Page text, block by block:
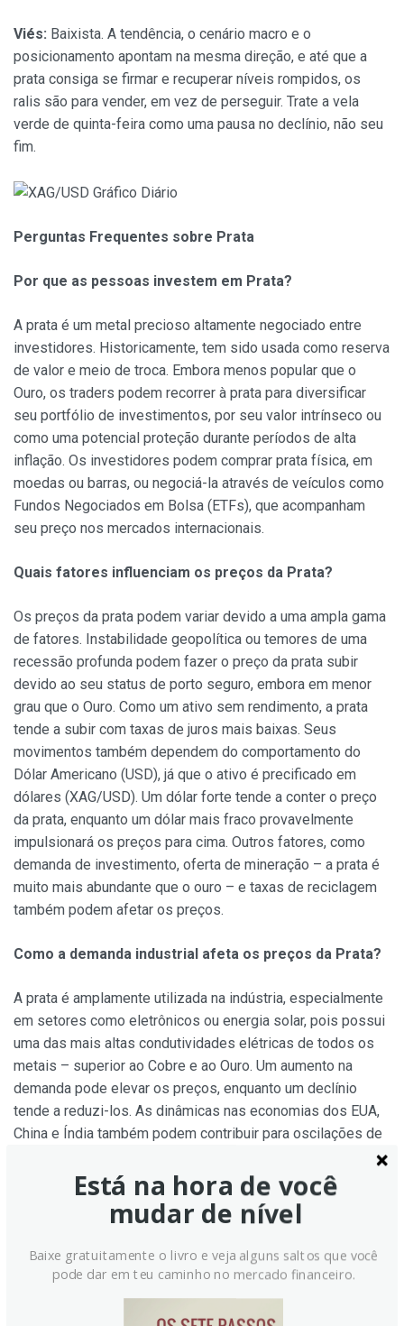
Viés: Baixista. A tendência, o cenário macro e o
posicionamento apontam na mesma direção, e até que a
prata consiga se firmar e recuperar níveis rompidos, os
ralis são para vender, em vez de perseguir. Trate a vela
verde de quinta-feira como uma pausa no declínio, não seu
fim.
Perguntas Frequentes sobre Prata
Por que as pessoas investem em Prata?
A prata é um metal precioso altamente negociado entre
investidores. Historicamente, tem sido usada como reserva
de valor e meio de troca. Embora menos popular que o
Ouro, os traders podem recorrer à prata para diversificar
seu portfólio de investimentos, por seu valor intrínseco ou
como uma potencial proteção durante períodos de alta
inflação. Os investidores podem comprar prata física, em
moedas ou barras, ou negociá-la através de veículos como
Fundos Negociados em Bolsa (ETFs), que acompanham
seu preço nos mercados internacionais.
Quais fatores influenciam os preços da Prata?
Os preços da prata podem variar devido a uma ampla gama
de fatores. Instabilidade geopolítica ou temores de uma
recessão profunda podem fazer o preço da prata subir
devido ao seu status de porto seguro, embora em menor
grau que o Ouro. Como um ativo sem rendimento, a prata
tende a subir com taxas de juros mais baixas. Seus
movimentos também dependem do comportamento do
Dólar Americano (USD), já que o ativo é precificado em
dólares (XAG/USD). Um dólar forte tende a conter o preço
da prata, enquanto um dólar mais fraco provavelmente
impulsionará os preços para cima. Outros fatores, como
demanda de investimento, oferta de mineração – a prata é
muito mais abundante que o ouro – e taxas de reciclagem
também podem afetar os preços.
Como a demanda industrial afeta os preços da Prata?
A prata é amplamente utilizada na indústria, especialmente
em setores como eletrônicos ou energia solar, pois possui
uma das mais altas condutividades elétricas de todos os
metais – superior ao Cobre e ao Ouro. Um aumento na
demanda pode elevar os preços, enquanto um declínio
tende a reduzi-los. As dinâmicas nas economias dos EUA,
China e Índia também podem contribuir para oscilações de
grandes setores industriais utilizam prata em vários
processos; na Índia, a demanda dos consumidores pelo
metal precioso para joias também desempenha um papel
Está na hora de você
mudar de nível
Baixe gratuitamente o livro e veja alguns saltos que você
pode dar em teu caminho no mercado financeiro.